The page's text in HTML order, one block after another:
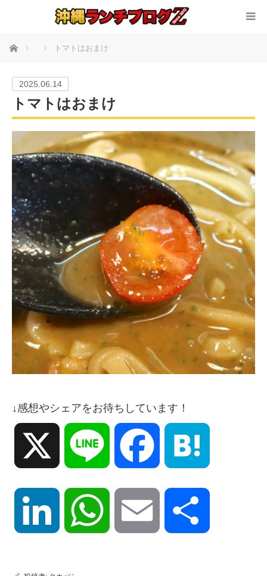
ホーム トマトはおまけ
2025.06.14
トマトはおまけ
↓感想やシェアをお待ちしています！
Line Facebook
LinkedIn WhatsApp Email